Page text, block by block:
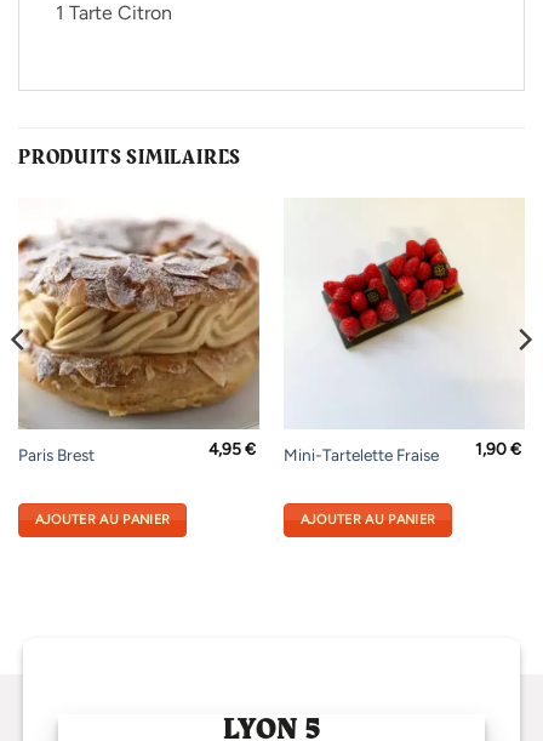
1 Tarte Citron
PRODUITS SIMILAIRES
Paris Brest 4,95€
AJOUTER AU PANIER
Mini-Tartelette Fraise 1,90€
AJOUTER AU PANIER
LYON 5